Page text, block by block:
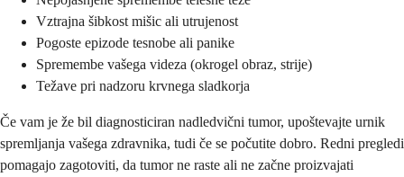
Vztrajna šibkost mišic ali utrujenost
Pogoste epizode tesnobe ali panike
Spremembe vašega videza (okrogel obraz, strije)
Težave pri nadzoru krvnega sladkorja
Če vam je že bil diagnosticiran nadledvični tumor, upoštevajte urnik
spremljanja vašega zdravnika, tudi če se počutite dobro. Redni pregledi
pomagajo zagotoviti, da tumor ne raste ali ne začne proizvajati